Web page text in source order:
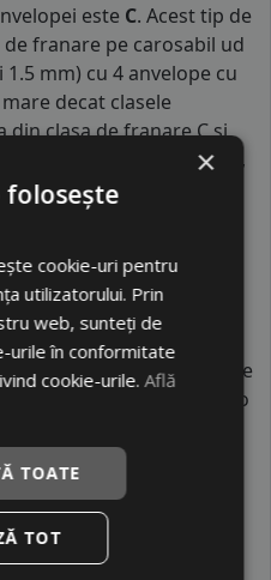
este C. Acest tip de
franare pe carosabil ud
mm) cu 4 anvelope cu
decat clasele
clasa de franare C si
de aproximativ 9 metri,
mai mare a soferului
mai vechi producători de
de peste 60 de ani și o
Compania
mii de angajați
NANKANG
și în îmbunătățirea
anvelope adaptate
Produsele sale sunt
×
folosește
cookie-uri pentru
utilizatorului. Prin
web, sunteți de
urile în conformitate
cookie-urile.Află
TOATE
TOT